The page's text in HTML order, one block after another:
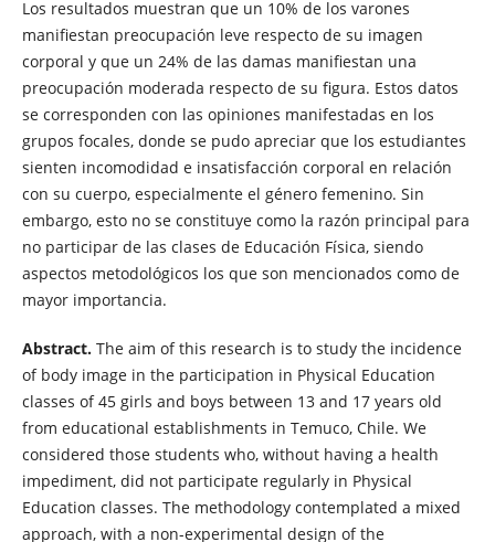
Los resultados muestran que un 10% de los varones
manifiestan preocupación leve respecto de su imagen
corporal y que un 24% de las damas manifiestan una
preocupación moderada respecto de su figura. Estos datos
se corresponden con las opiniones manifestadas en los
grupos focales, donde se pudo apreciar que los estudiantes
sienten incomodidad e insatisfacción corporal en relación
con su cuerpo, especialmente el género femenino. Sin
embargo, esto no se constituye como la razón principal para
no participar de las clases de Educación Física, siendo
aspectos metodológicos los que son mencionados como de
mayor importancia.
Abstract. The aim of this research is to study the incidence
of body image in the participation in Physical Education
classes of 45 girls and boys between 13 and 17 years old
from educational establishments in Temuco, Chile. We
considered those students who, without having a health
impediment, did not participate regularly in Physical
Education classes. The methodology contemplated a mixed
approach, with a non-experimental design of the